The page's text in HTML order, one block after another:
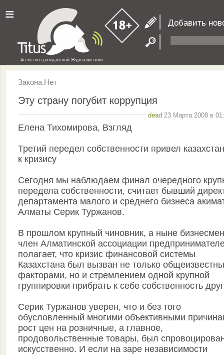
≡ Добавить
Закона.Нет
Эту страну погубит коррупция
dead 23 Марта 2008 в
Елена Тихомирова, Взгляд
Третий передел собственности привел
к кризису
Сегодня мы наблюдаем финал очередного
передела собственности, считает бывший
департамента малого и среднего бизнеса
Алматы Серик Туржанов.
В прошлом крупный чиновник, а ныне
член Алматинской ассоциации
полагает, что кризис финансовой системы
Казахстана был вызван не только
факторами, но и стремлением одной крупной
группировки прибрать к себе собственность
Серик Туржанов уверен, что и без того
обусловленный многими объективными
рост цен на розничные, а главное,
продовольственные товары, был
искусственно. И если на заре независимости